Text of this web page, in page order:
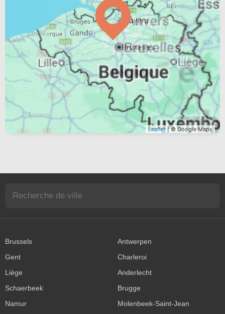
Leaflet| © Google Maps
Brussels
Antwerpen
Gent
Charleroi
Liège
Anderlecht
Schaerbeek
Brugge
Namur
Molenbeek-Saint-Jean